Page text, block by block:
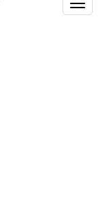
Toggle